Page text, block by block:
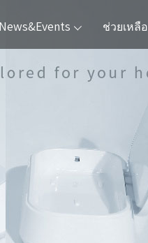
News&Events ช่วยเหลือ